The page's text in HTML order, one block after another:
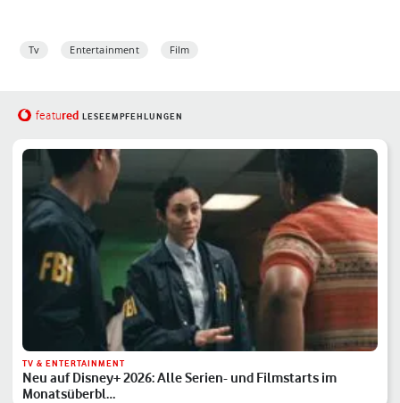
Tv Entertainment Film
featured LESEEMPFEHLUNGEN
TV & ENTERTAINMENT
Neu auf Disney+ 2026: Alle Serien- und Filmstarts im
Monatsüberbl…